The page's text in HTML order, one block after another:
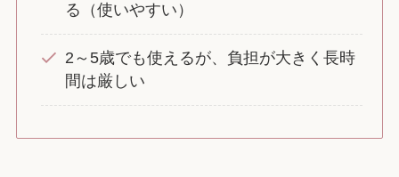
る（使いやすい）
2～5歳でも使えるが、負担が大きく長時
間は厳しい